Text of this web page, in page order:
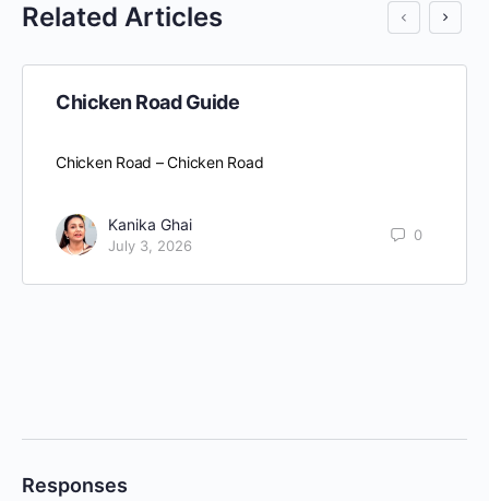
Related Articles
Chicken Road Guide
Chicken Road – Chicken Road
Kanika Ghai
July 3, 2026
0
Responses